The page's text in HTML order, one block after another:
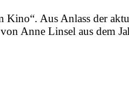
Aus Anlass der
Anne Linsel aus dem